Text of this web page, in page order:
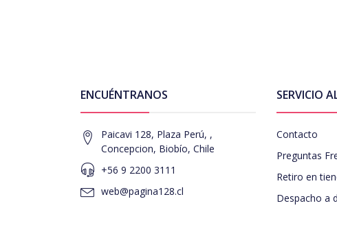
ENCUÉNTRANOS
Paicavi 128, Plaza Perú, ,
Concepcion, Biobío, Chile
+56 9 2200 3111
web@pagina128.cl
SERVICIO
Contacto
Preguntas
Retiro en
Despacho a